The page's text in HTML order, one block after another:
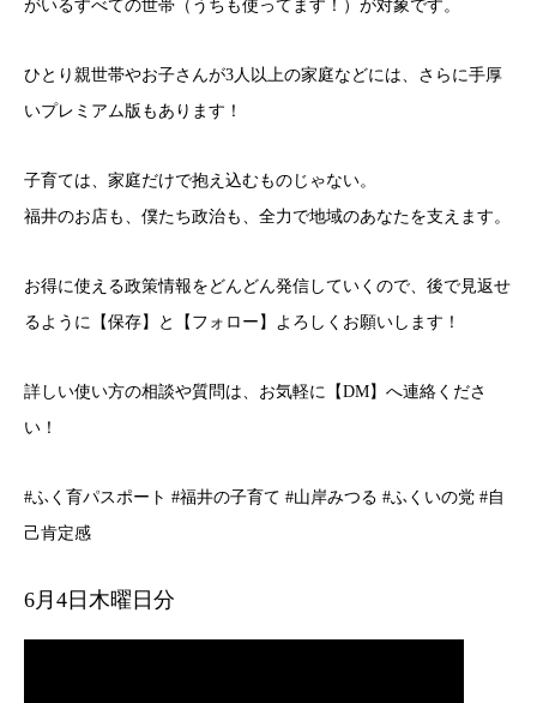
がいるすべての世帯（うちも使ってます！）が対象です。
ひとり親世帯やお子さんが3人以上の家庭などには、さらに手厚
いプレミアム版もあります！
子育ては、家庭だけで抱え込むものじゃない。
福井のお店も、僕たち政治も、全力で地域のあなたを支えます。
お得に使える政策情報をどんどん発信していくので、後で見返せ
るように【保存】と【フォロー】よろしくお願いします！
詳しい使い方の相談や質問は、お気軽に【DM】へ連絡くださ
い！
#ふく育パスポート #福井の子育て #山岸みつる #ふくいの党 #自
己肯定感
6月4日木曜日分